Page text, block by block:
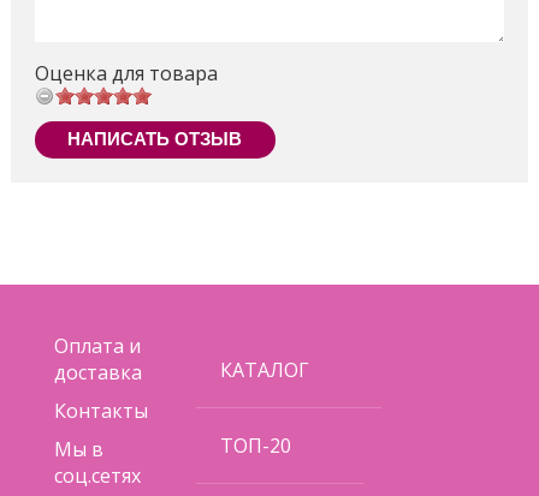
Оценка для товара
НАПИСАТЬ ОТЗЫВ
Оплата и
доставка
Контакты
Мы в
соц.сетях
КАТАЛОГ
ТОП-20